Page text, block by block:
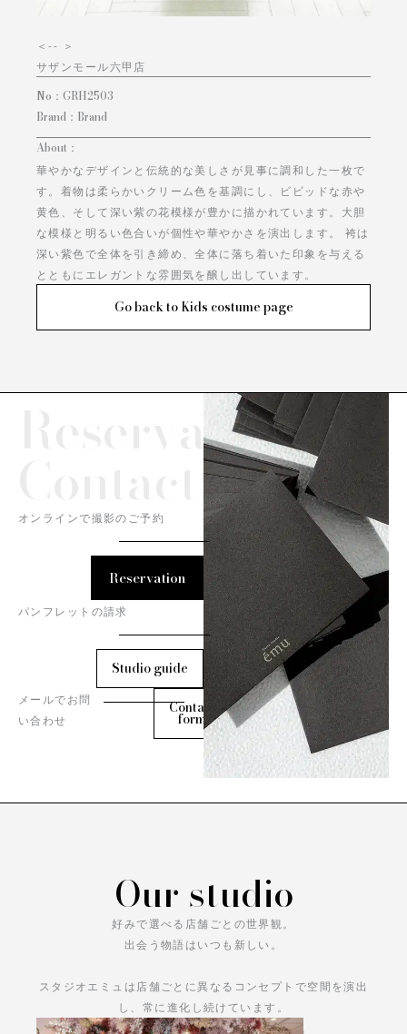
＜-- ＞
サザンモール六甲店
No： GRH2503
Brand： Brand
About：
華やかなデザインと伝統的な美しさが見事に調和した一枚で
す。着物は柔らかいクリーム色を基調にし、ビビッドな赤や
黄色、そして深い紫の花模様が豊かに描かれています。大胆
な模様と明るい色合いが個性や華やかさを演出します。 袴は
深い紫色で全体を引き締め、全体に落ち着いた印象を与える
とともにエレガントな雰囲気を醸し出しています。
Go back to Kids costume page
Reservation/
オンラインで撮影のご予約
Reservation
パンフレットの請求
Studio guide
メールでお問
い合わせ
Contact
form
Our studio
好みで選べる店舗ごとの世界観。
出会う物語はいつも新しい。
スタジオエミュは店舗ごとに異なるコンセプトで空間を演出
し、常に進化し続けています。
あなただけの物語をお楽しみください。